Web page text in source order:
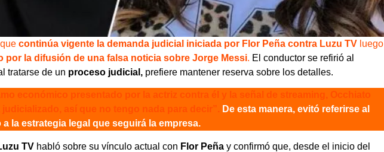
continúa vigente la demanda judicial iniciada por Flor Peña contra Luzu TV luego
por la difusión de una falsa noticia sobre Jorge Messi. El conductor se refirió al
tratarse de un proceso judicial, prefiere mantener reserva sobre los detalles.
económico presentado por la actriz contra él y la señal de streaming, Occhiato
así que no tengo nada para decir”. De esta manera, evitó referirse al
la estrategia legal que seguirá la empresa.
TV habló sobre su vínculo actual con Flor Peña y confirmó que, desde el inicio del